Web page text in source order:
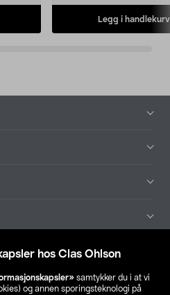
hos Clas Ohlson
samtykker du i at vi
og annen sporingsteknologi på
Legg i handlekurv
din butikk